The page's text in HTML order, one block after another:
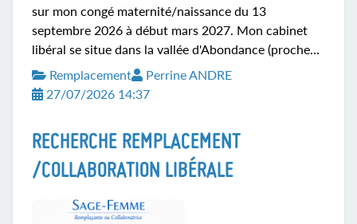
sur mon congé maternité/naissance du 13
septembre 2026 à début mars 2027. Mon cabinet
libéral se situe dans la vallée d'Abondance (proche
du lac Léman, au pied des pistes de ski), au sein
d'une maison médicale toute neuve. Cadre agréable.
maternité et monitoring), entretien pré-post-nataux,
visite post-natale, rééducation périnéale et suivi
gynécologique standard... et acupuncture
obstétricale. Patientèle très agréable. Réseau de
Remplacement
Perrine ANDRE
27/07/2026 14:37
RECHERCHE REMPLACEMENT
/COLLABORATION LIBÉRALE